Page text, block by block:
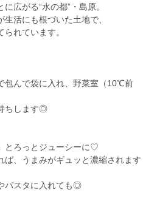
広がる“水の都”・島原。
活にも根づいた土地で、
れています。
包んで袋に入れ、野菜室（10℃前
ちします◎
とろっとジューシーに♡
ば、うまみがギュッと濃縮されます